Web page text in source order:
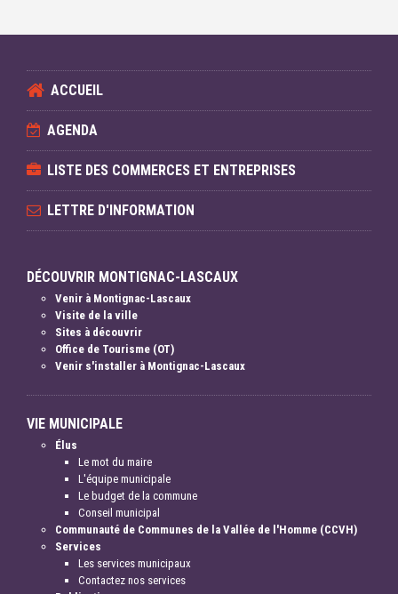
ACCUEIL
AGENDA
LISTE DES COMMERCES ET ENTREPRISES
LETTRE D'INFORMATION
DÉCOUVRIR MONTIGNAC-LASCAUX
Venir à Montignac-Lascaux
Visite de la ville
Sites à découvrir
Office de Tourisme (OT)
Venir s'installer à Montignac-Lascaux
VIE MUNICIPALE
Élus
Le mot du maire
L'équipe municipale
Le budget de la commune
Conseil municipal
Communauté de Communes de la Vallée de l'Homme (CCVH)
Services
Les services municipaux
Contactez nos services